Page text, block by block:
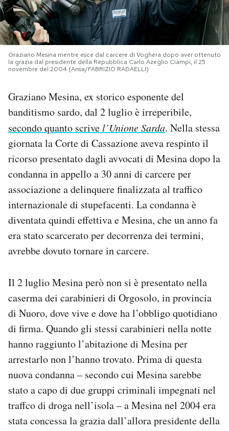
PODCAST
NEWSLETTER
CALENDARIO
AREA PERSONALE
Area Personale
Newsletter
Notifiche mobile
Regala il Post
Esci
Graziano Mesina mentre esce dal carcere di Voghera dopo aver ottenuto
la grazia dal presidente della Repubblica Carlo Azeglio Ciampi, il 25
novembre del 2004 (Ansa/FABRIZIO RADAELLI)
Graziano Mesina, ex storico esponente del
banditismo sardo, dal 2 luglio è irreperibile,
secondo quanto scrivel’Unione Sarda. Nella stessa
giornata la Corte di Cassazione aveva respinto il
ricorso presentato dagli avvocati di Mesina dopo la
condanna in appello a 30 anni di carcere per
associazione a delinquere finalizzata al traffico
internazionale di stupefacenti. La condanna è
diventata quindi effettiva e Mesina, che un anno fa
era stato scarcerato per decorrenza dei termini,
avrebbe dovuto tornare in carcere.
Il 2 luglio Mesina però non si è presentato nella
caserma dei carabinieri di Orgosolo, in provincia
di Nuoro, dove vive e dove ha l’obbligo quotidiano
di firma. Quando gli stessi carabinieri nella notte
hanno raggiunto l’abitazione di Mesina per
arrestarlo non l’hanno trovato. Prima di questa
nuova condanna – secondo cui Mesina sarebbe
stato a capo di due gruppi criminali impegnati nel
traffco di droga nell’isola – a Mesina nel 2004 era
stata concessa la grazia dall’allora presidente della